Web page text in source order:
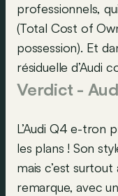
professionnels,
(Total Cost of
possession). Et
résiduelle d’Audi
Verdict -
L’Audi Q4 e-tron
les plans ! Son
mais c’est
remarque, avec